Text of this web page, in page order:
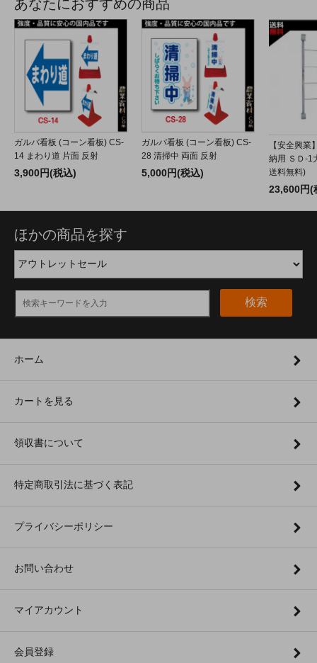
あなたにおすすめの商品
ガルバ看板 (コーン看板) CS-
14 まわり道 片面 反射
3,900円(税込)
ガルバ看板 (コーン看板) CS-
28 清掃中 両面 反射
5,000円(税込)
【安全興業
納用 ＳＤ-1
送料無料)
23,600円(
ほかの商品を探す
検索
ホーム
カートを見る
領収書について
特定商取引法に基づく表記
プライバシーポリシー
お問い合わせ
マイアカウント
会員登録